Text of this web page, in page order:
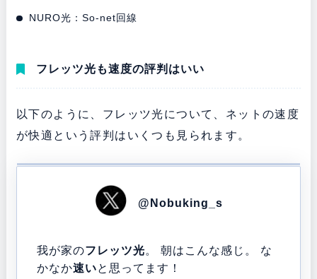
NURO光：So-net回線
フレッツ光も速度の評判はいい
以下のように、フレッツ光について、ネットの速度
が快適という評判はいくつも見られます。
@Nobuking_s
我が家のフレッツ光。 朝はこんな感じ。 な
かなか速いと思ってます！